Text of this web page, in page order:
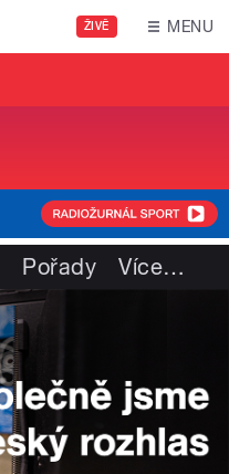
ŽIVĚ MENU
Pořady Více…